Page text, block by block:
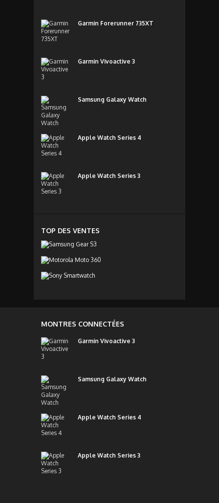
Garmin Forerunner 735XT
Garmin Vivoactive 3
Samsung Galaxy Watch
Apple Watch Series 4
Apple Watch Series 3
TOP DES VENTES
MONTRES CONNECTÉES
Garmin Vivoactive 3
Samsung Galaxy Watch
Apple Watch Series 4
Apple Watch Series 3